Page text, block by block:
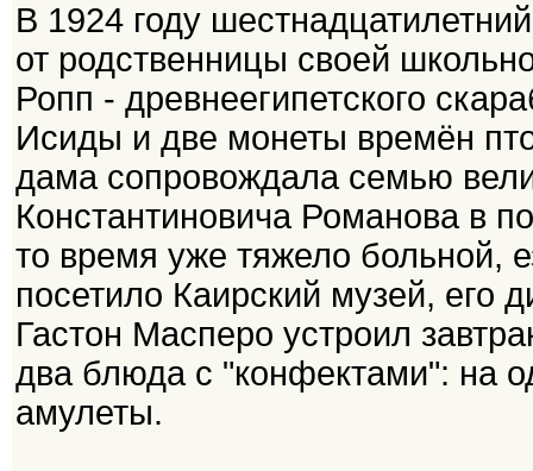
В 1924 году
от родственницы своей
Ропп - древнеегипетского
Исиды и две монеты времён
дама сопровождала семью
Константиновича Романова в
то время уже тяжело больной,
посетило Каирский музей, его
Гастон Масперо устроил
два блюда с "конфектами": на
амулеты.